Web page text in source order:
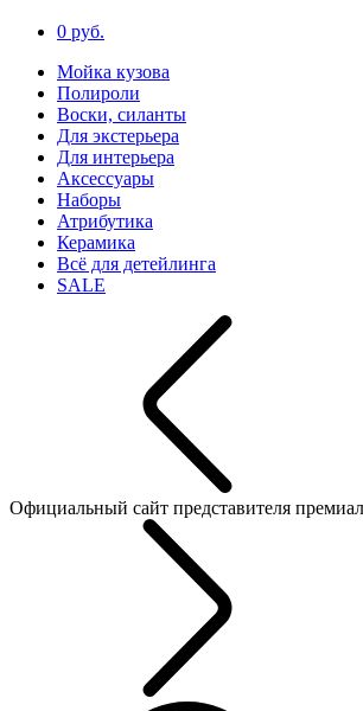
0 руб.
Мойка кузова
Полироли
Воски, силанты
Для экстерьера
Для интерьера
Аксессуары
Наборы
Атрибутика
Керамика
Всё для детейлинга
SALE
Официальный сайт представителя